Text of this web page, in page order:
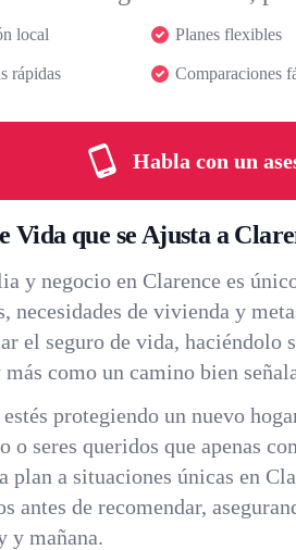
local Planes flexibles
rápidas Comparaciones
Habla con un
Vida que se Ajusta a
y negocio en Clarence es
necesidades de vivienda y
el seguro de vida, haciéndolo
como un camino bien
estés protegiendo un nuevo
o seres queridos que apenas
plan a situaciones únicas en
antes de recomendar,
y mañana.